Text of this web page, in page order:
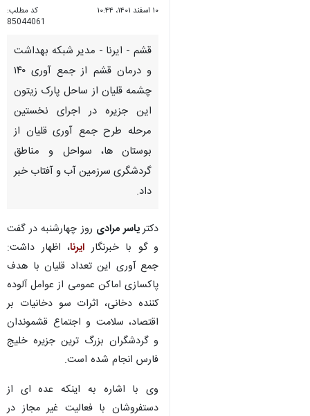
۱۰ اسفند ۱۴۰۱، ۱۰:۴۴
کد مطلب:
85044061
قشم - ایرنا - مدیر شبکه بهداشت
و درمان قشم از جمع آوری ۱۴۰
چشمه قلیان از ساحل پارک زیتون
این جزیره در اجرای نخستین
مرحله طرح جمع آوری قلیان از
بوستان ها، سواحل و مناطق
گردشگری سرزمین آب و آفتاب خبر
داد.
دکتریاسر مرادی روز چهارشنبه در گفت‌
و گو با خبرنگار ایرنا، اظهار داشت:
جمع آوری این تعداد قلیان با هدف
پاکسازی اماکن عمومی از عوامل آلوده
کننده دخانی، اثرات سو دخانیات بر
اقتصاد، سلامت و اجتماع قشموندان
و گردشگران بزرگ ترین جزیره خلیج
فارس انجام شده است.
وی با اشاره به اینکه عده ای از
دستفروشان با فعالیت غیر مجاز در